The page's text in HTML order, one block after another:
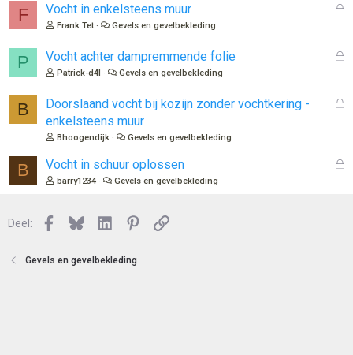
n
F
G
n
Vocht in enkelsteens muur
Frank Tet Gevels en gevelbekleding
P
G
Vocht achter dampremmende folie
Patrick-d4l Gevels en gevelbekleding
B
G
o
Doorslaand vocht bij kozijn zonder vochtkering -
enkelsteens muur
Bhoogendijk Gevels en gevelbekleding
B
G
Vocht in schuur oplossen
barry1234 Gevels en gevelbekleding
Deel: Facebook
BlueskyLinkedInPinterest
Link
Gevels en gevelbekleding